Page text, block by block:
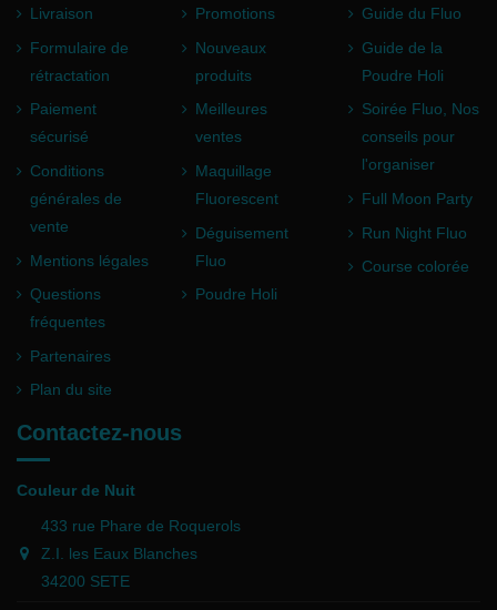
Livraison
Formulaire de
rétractation
Paiement
sécurisé
Conditions
générales de
vente
Mentions légales
Questions
fréquentes
Partenaires
Plan du site
Promotions
Nouveaux
produits
Meilleures
ventes
Maquillage
Fluorescent
Déguisement
Fluo
Poudre Holi
Guide du Fluo
Guide de la
Poudre Holi
Soirée Fluo, Nos
conseils pour
l'organiser
Full Moon Party
Run Night Fluo
Course colorée
Contactez-nous
Couleur de Nuit
433 rue Phare de Roquerols
Z.I. les Eaux Blanches
34200 SETE